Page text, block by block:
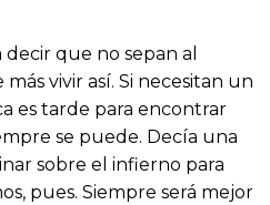
que no sepan al
vivir así. Si necesitan un
es tarde para encontrar
se puede. Decía una
sobre el infierno para
pues. Siempre será mejor